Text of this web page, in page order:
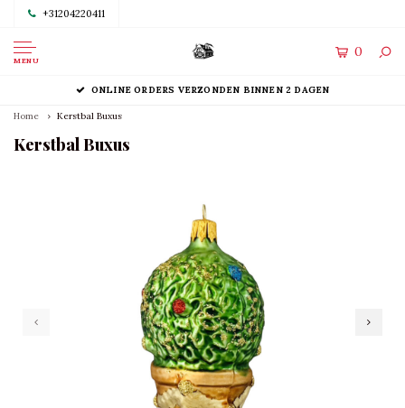
+31204220411
MENU
0
ONLINE ORDERS VERZONDEN BINNEN 2 DAGEN
Home Kerstbal Buxus
Kerstbal Buxus